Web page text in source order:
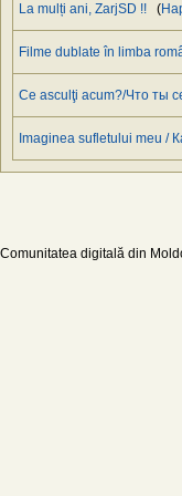
La mulți ani, ZarjSD !! (
Filme dublate în limba
Ce asculţi acum?/Что ты
Imaginea sufletului meu /
Comunitatea digitală din